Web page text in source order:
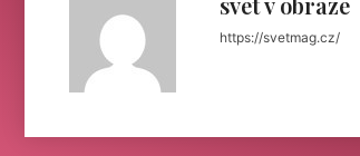
https://svetmag.cz/